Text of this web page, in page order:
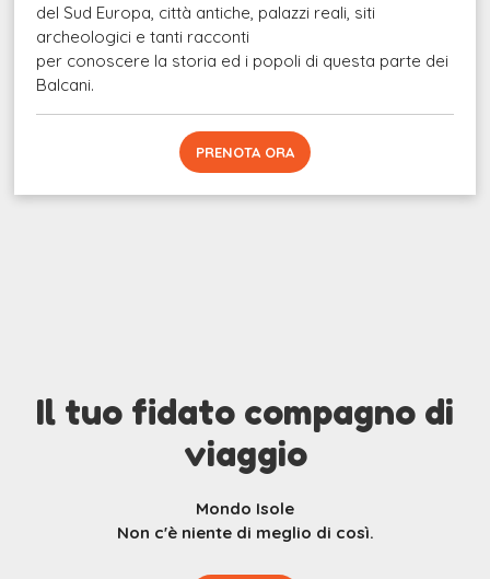
del Sud Europa, città antiche, palazzi reali, siti
archeologici e tanti racconti
per conoscere la storia ed i popoli di questa parte dei
Balcani.
PRENOTA ORA
Il tuo fidato compagno di
viaggio
Mondo Isole
Non c'è niente di meglio di così.